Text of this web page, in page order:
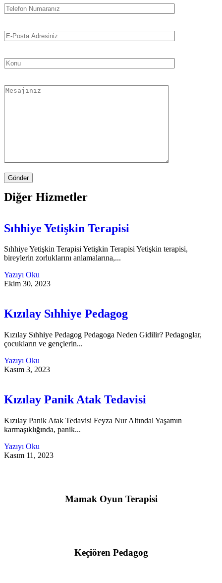
Diğer Hizmetler
Sıhhiye Yetişkin Terapisi
Sıhhiye Yetişkin Terapisi Yetişkin Terapisi Yetişkin terapisi,
bireylerin zorluklarını anlamalarına,...
Yazıyı Oku
Ekim 30, 2023
Kızılay Sıhhiye Pedagog
Kızılay Sıhhiye Pedagog Pedagoga Neden Gidilir? Pedagoglar,
çocukların ve gençlerin...
Yazıyı Oku
Kasım 3, 2023
Kızılay Panik Atak Tedavisi
Kızılay Panik Atak Tedavisi Feyza Nur Altındal Yaşamın
karmaşıklığında, panik...
Yazıyı Oku
Kasım 11, 2023
Mamak Oyun Terapisi
Keçiören Pedagog